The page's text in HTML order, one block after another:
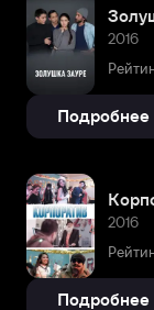
2016
Подробнее
2016
Подробнее